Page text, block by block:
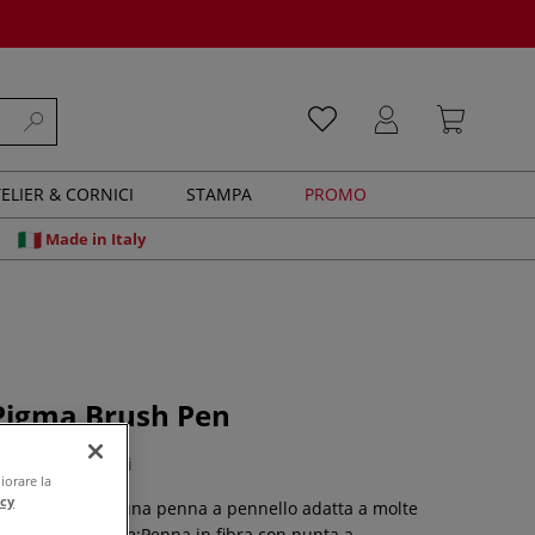
& CORNICI STAMPA PROMO
Made in Italy
Brush Pen
0 recensioni
BRUSH Pen è una penna a pennello adatta a molte
la